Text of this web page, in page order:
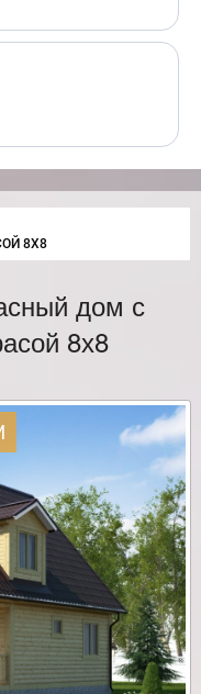
8Х8
дом с
8х8